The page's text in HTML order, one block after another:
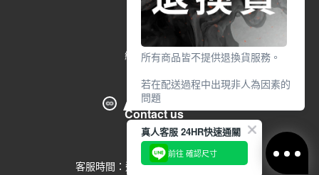
優惠券說明
退換貨說明
網站使用條款
Contact us
留言給客服
客服時間：週一到週五 09:00-17:00
所有商品皆不提供退換貨服務。
若在配送過程中出現非人為因素的
問題
請於7天鑑賞期內
透過【 聯絡客服 / 客服中心 】申
請，並提供相關照片作為證明。
真人客服 24HR快速通關
前往 確認尺寸